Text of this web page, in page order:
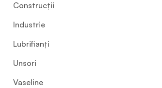
Construcții
Industrie
Lubrifianți
Unsori
Vaseline